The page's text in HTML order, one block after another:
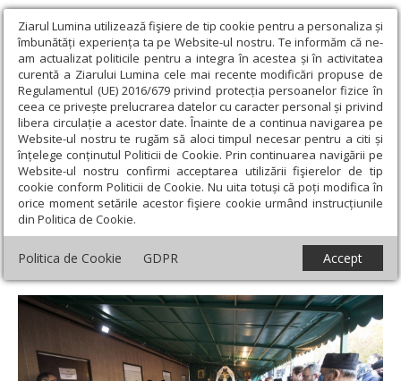
Ziarul Lumina utilizează fişiere de tip cookie pentru a personaliza și
îmbunătăți experiența ta pe Website-ul nostru. Te informăm că ne-
am actualizat politicile pentru a integra în acestea și în activitatea
curentă a Ziarului Lumina cele mai recente modificări propuse de
Regulamentul (UE) 2016/679 privind protecția persoanelor fizice în
ceea ce privește prelucrarea datelor cu caracter personal și privind
libera circulație a acestor date. Înainte de a continua navigarea pe
Website-ul nostru te rugăm să aloci timpul necesar pentru a citi și
înțelege conținutul Politicii de Cookie. Prin continuarea navigării pe
Website-ul nostru confirmi acceptarea utilizării fişierelor de tip
cookie conform Politicii de Cookie. Nu uita totuși că poți modifica în
orice moment setările acestor fişiere cookie urmând instrucțiunile
din Politica de Cookie.
Politica de Cookie GDPR Accept
Ziarul Lumina › Actualitate religioasă › Știri › Hram la singura
parohie din Iași ce-l are ca ocrotitor pe Sfântul Apostol şi
Evanghelist Luca
Hram la singura parohie din Iași ce-l are ca
ocrotitor pe Sfântul Apostol şi Evanghelist
Luca